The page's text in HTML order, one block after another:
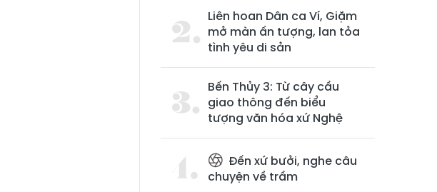
Liên hoan Dân ca Ví, Giặm
mở màn ấn tượng, lan tỏa
tình yêu di sản
Bến Thủy 3: Từ cây cầu
giao thông đến biểu
tượng văn hóa xứ Nghệ
Đến xứ bưởi, nghe câu
chuyện về trầm